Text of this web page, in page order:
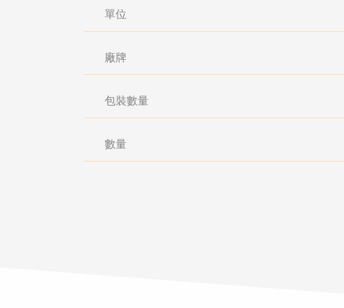
單位
廠牌
包裝數量
數量